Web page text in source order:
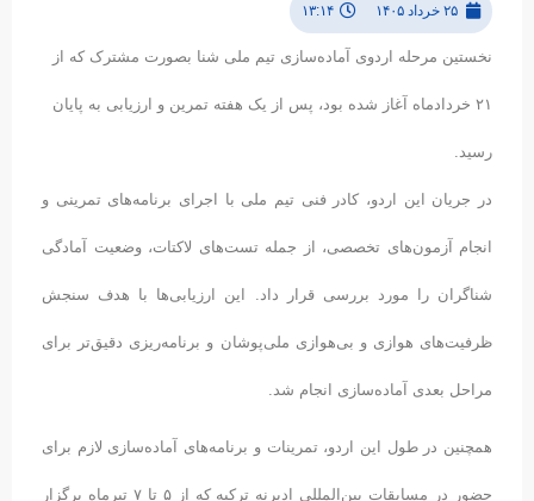
۲۵ خرداد ۱۴۰۵ ۱۳:۱۴
نخستین مرحله اردوی آماده‌سازی تیم ملی شنا بصورت مشترک که از
۲۱ خردادماه آغاز شده بود، پس از یک هفته تمرین و ارزیابی به پایان
رسید.
در جریان این اردو، کادر فنی تیم ملی با اجرای برنامه‌های تمرینی و
انجام آزمون‌های تخصصی، از جمله تست‌های لاکتات، وضعیت آمادگی
شناگران را مورد بررسی قرار داد. این ارزیابی‌ها با هدف سنجش
ظرفیت‌های هوازی و بی‌هوازی ملی‌پوشان و برنامه‌ریزی دقیق‌تر برای
مراحل بعدی آماده‌سازی انجام شد.
همچنین در طول این اردو، تمرینات و برنامه‌های آماده‌سازی لازم برای
حضور در مسابقات بین‌المللی ادیرنه ترکیه که از ۵ تا ۷ تیرماه برگزار